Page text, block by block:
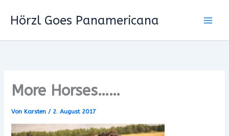
InhaltHörzl Goes Panamericana
More Horses……
Von Karsten/ 2. August 2017